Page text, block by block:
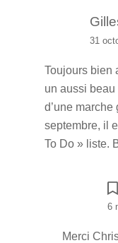
31
Toujours bien
un aussi beau
d’une marche
septembre, il
To Do » liste.
6
Merci